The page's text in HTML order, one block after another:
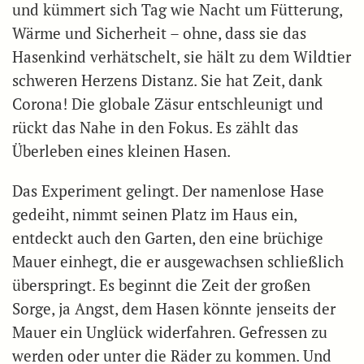
und kümmert sich Tag wie Nacht um Fütterung,
Wärme und Sicherheit – ohne, dass sie das
Hasenkind verhätschelt, sie hält zu dem Wildtier
schweren Herzens Distanz. Sie hat Zeit, dank
Corona! Die globale Zäsur entschleunigt und
rückt das Nahe in den Fokus. Es zählt das
Überleben eines kleinen Hasen.
Das Experiment gelingt. Der namenlose Hase
gedeiht, nimmt seinen Platz im Haus ein,
entdeckt auch den Garten, den eine brüchige
Mauer einhegt, die er ausgewachsen schließlich
überspringt. Es beginnt die Zeit der großen
Sorge, ja Angst, dem Hasen könnte jenseits der
Mauer ein Unglück widerfahren. Gefressen zu
werden oder unter die Räder zu kommen. Und